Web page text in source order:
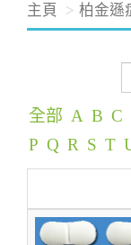
主頁 柏金遜
全部 A B C
P Q R S T